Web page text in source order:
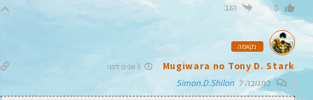
0 הגב
נקאמה
Mugiwara no Tony D. Stark 5 שנים לפני
בתגובה ל Simon.D.Shilon